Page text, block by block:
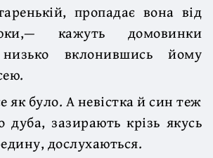
пропадає вона від
кажуть домовинки
низько вклонившись йому
як було. А невістка й син теж
дуба, зазирають крізь якусь
дослухаються.